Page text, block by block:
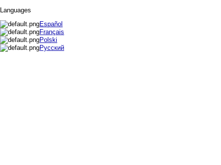
Languages
Español
Français
Polski
Русский